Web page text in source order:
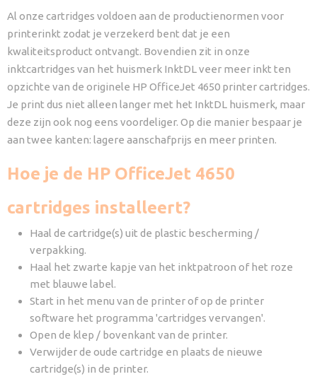
Al onze cartridges voldoen aan de productienormen voor
printerinkt zodat je verzekerd bent dat je een
kwaliteitsproduct ontvangt. Bovendien zit in onze
inktcartridges van het huismerk InktDL veer meer inkt ten
opzichte van de originele HP OfficeJet 4650 printer cartridges.
Je print dus niet alleen langer met het InktDL huismerk, maar
deze zijn ook nog eens voordeliger. Op die manier bespaar je
aan twee kanten: lagere aanschafprijs en meer printen.
Hoe je de HP OfficeJet 4650
cartridges installeert?
Haal de cartridge(s) uit de plastic bescherming /
verpakking.
Haal het zwarte kapje van het inktpatroon of het roze
met blauwe label.
Start in het menu van de printer of op de printer
software het programma 'cartridges vervangen'.
Open de klep / bovenkant van de printer.
Verwijder de oude cartridge en plaats de nieuwe
cartridge(s) in de printer.